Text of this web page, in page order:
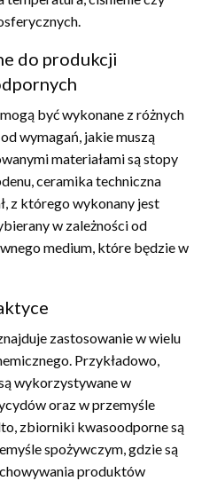
do produkcji
być wykonane z różnych
wymagań, jakie muszą
materiałami są stopy
ceramika techniczna
z którego wykonany jest
w zależności od
medium, które będzie w
zastosowanie w wielu
Przykładowo,
wykorzystywane w
oraz w przemyśle
zbiorniki kwasoodporne są
spożywczym, gdzie są
produktów